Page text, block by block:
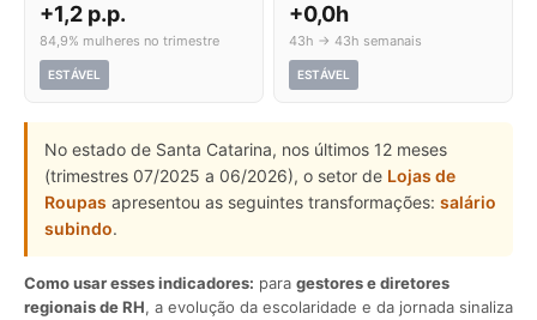
+1,2 p.p.
84,9% mulheres no trimestre
ESTÁVEL
+0,0h
43h → 43h semanais
ESTÁVEL
No estado de Santa Catarina, nos últimos 12 meses
(trimestres 07/2025 a 06/2026), o setor de Lojas de
Roupas apresentou as seguintes transformações: salário
subindo.
Como usar esses indicadores: para gestores e diretores
regionais de RH, a evolução da escolaridade e da jornada sinaliza